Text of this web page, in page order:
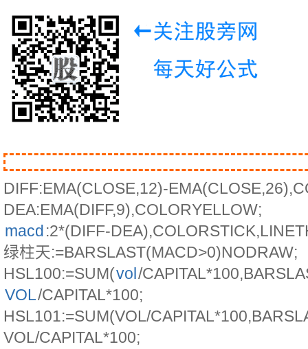
DIFF:EMA(CLOSE,12)-
DEA:EMA(DIFF,9),COLORYELLOW;
macd:2*(DIFF-
绿柱天:=BARSLAST(MACD>0)NODRAW;
HSL100:=SUM(vol/
VOL/CAPITAL*100;
HSL101:=SUM(VOL/
VOL/CAPITAL*100;